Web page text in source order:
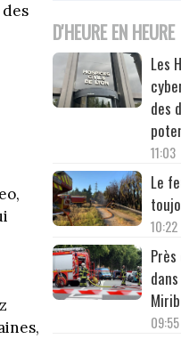
D'HEURE EN HEURE
Les
des
11:03
Le
10:22
09:55